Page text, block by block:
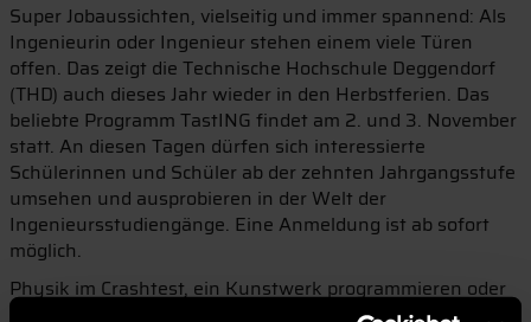
Super Jobaussichten, vielseitig und immer spannend: Als
Ingenieurin oder Ingenieur stehen einem viele Türen
offen. Das zeigt die Technische Hochschule Deggendorf
(THD) auch dieses Jahr wieder in den Herbstferien. Das
beliebte Programm TastING findet am 2. und 3. November
statt. An diesen Tagen dürfen sich interessierte
Schülerinnen und Schüler ab der zehnten Jahrgangsstufe
umsehen und ausprobieren in der Welt der
Ingenieursstudiengänge. Eine Anmeldung ist ab sofort
möglich.
Physik im Crashtest, ein Kunstwerk programmieren oder
seine eigenen Fähigkeiten als Produktdesigner testen –